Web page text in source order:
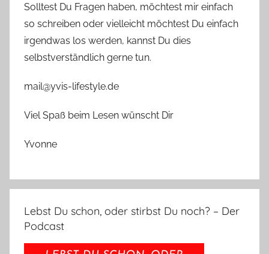
Solltest Du Fragen haben, möchtest mir einfach
so schreiben oder vielleicht möchtest Du einfach
irgendwas los werden, kannst Du dies
selbstverständlich gerne tun.
mail@yvis-lifestyle.de
Viel Spaß beim Lesen wünscht Dir
Yvonne
Lebst Du schon, oder stirbst Du noch? – Der
Podcast